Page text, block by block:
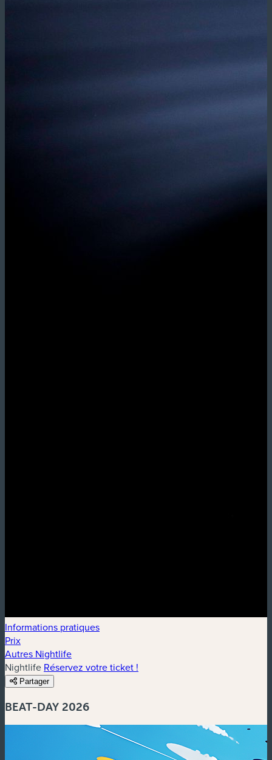
Informations pratiques
Prix
Autres Nightlife
Nightlife Réservez votre ticket !
Partager
BEAT-DAY 2026